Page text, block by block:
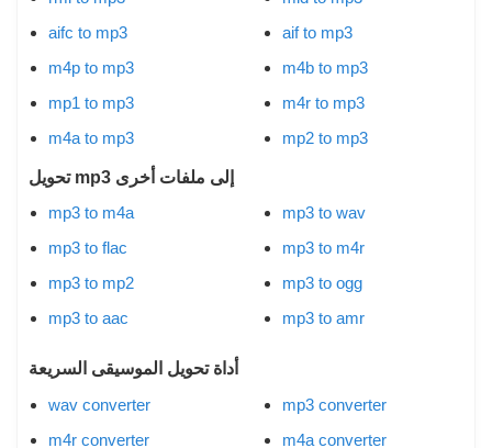
aifc to mp3
m4p to mp3
mp1 to mp3
m4a to mp3
aif to mp3
m4b to mp3
m4r to mp3
mp2 to mp3
تحويل mp3 إلى ملفات أخرى
mp3 to m4a
mp3 to flac
mp3 to mp2
mp3 to aac
mp3 to wav
mp3 to m4r
mp3 to ogg
mp3 to amr
أداة تحويل الموسيقى السريعة
wav converter
m4r converter
mp3 converter
m4a converter